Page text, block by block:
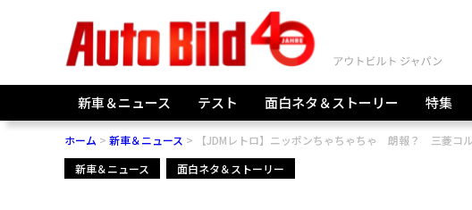
新車＆ニュース テスト 面白ネタ＆ストーリー 特集
ホーム 新車＆ニュース
【JDMレトロ】ニッポンちゃちゃちゃ 朗報？ 三菱コ
新車＆ニュース
面白ネタ＆ストーリー